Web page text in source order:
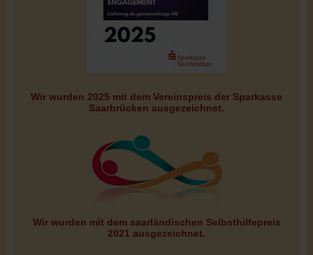
Wir wurden 2025 mit dem Vereinspreis der Sparkasse
Saarbrücken ausgezeichnet.
Wir wurden mit dem saarländischen Selbsthilfepreis
2021 ausgezeichnet.